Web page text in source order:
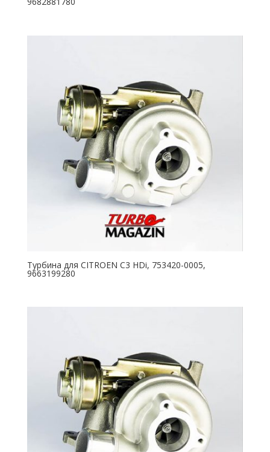
Турбина для CITROEN C3 HDi, 753420-0005,
9663199280